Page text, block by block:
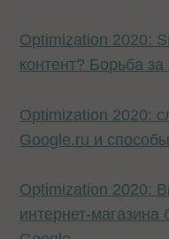
Optimization 2020:
контент? Борьба
Optimization 2020:
Google.ru и
Optimization 2020:
интернет-магазина